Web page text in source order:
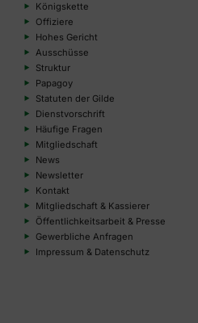
Königskette
Offiziere
Hohes Gericht
Ausschüsse
Struktur
Papagoy
Statuten der Gilde
Dienstvorschrift
Häufige Fragen
Mitgliedschaft
News
Newsletter
Kontakt
Mitgliedschaft & Kassierer
Öffentlichkeitsarbeit & Presse
Gewerbliche Anfragen
Impressum & Datenschutz